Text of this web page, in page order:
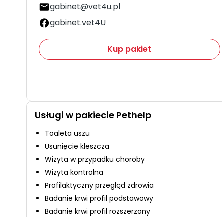
gabinet@vet4u.pl
gabinet.vet4U
Kup pakiet
Usługi w pakiecie Pethelp
Toaleta uszu
Usunięcie kleszcza
Wizyta w przypadku choroby
Wizyta kontrolna
Profilaktyczny przegląd zdrowia
Badanie krwi profil podstawowy
Badanie krwi profil rozszerzony